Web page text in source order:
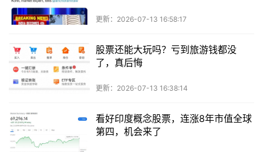
更新：2026-07-13 16:58:17
股票还能大玩吗？亏到旅游钱都没
了，真后悔
更新：2026-07-13 16:38:14
看好印度概念股票，连涨8年市值全球
第四，机会来了